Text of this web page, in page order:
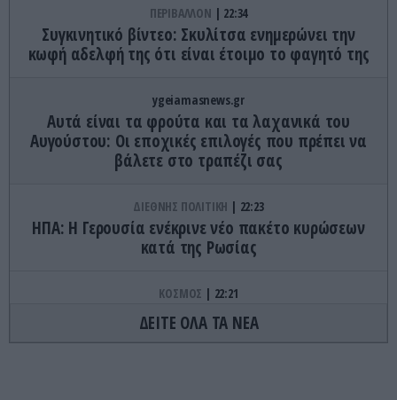
ΠΕΡΙΒΑΛΛΟΝ 22:34
Συγκινητικό βίντεο: Σκυλίτσα ενημερώνει την
κωφή αδελφή της ότι είναι έτοιμο το φαγητό της
ygeiamasnews.gr
Αυτά είναι τα φρούτα και τα λαχανικά του
Αυγούστου: Οι εποχικές επιλογές που πρέπει να
βάλετε στο τραπέζι σας
ΔΙΕΘΝΗΣ ΠΟΛΙΤΙΚΗ 22:23
ΗΠΑ: Η Γερουσία ενέκρινε νέο πακέτο κυρώσεων
κατά της Ρωσίας
ΚΟΣΜΟΣ 22:21
Κλιφ Λάιονς Ντόμπι: Δραπέτευσε ο
καταδικασμένος παιδοβιαστής στη Σκωτία – Οι
ΔΕΙΤΕ ΟΛΑ ΤΑ ΝΕΑ